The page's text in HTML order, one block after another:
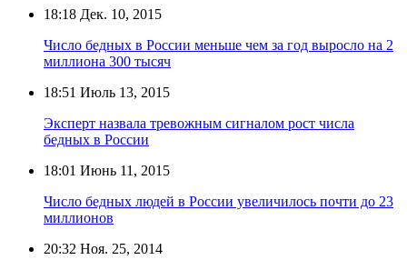
18:18 Дек. 10, 2015
Число бедных в России меньше чем за год выросло на 2
миллиона 300 тысяч
18:51 Июль 13, 2015
Эксперт назвала тревожным сигналом рост числа
бедных в России
18:01 Июнь 11, 2015
Число бедных людей в России увеличилось почти до 23
миллионов
20:32 Ноя. 25, 2014